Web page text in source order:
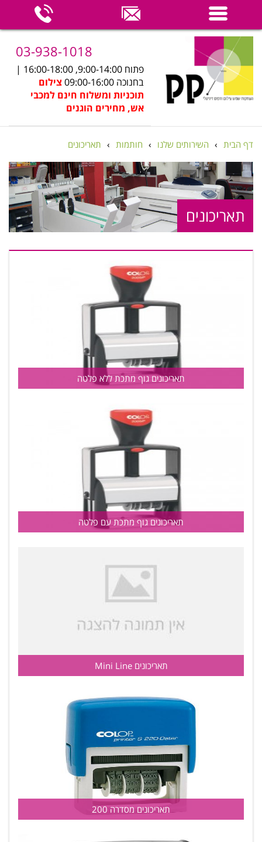
03-938-1018
פתוח 9:00-14:00, 16:00-18:00 |
בחנוכה 09:00-16:00
צילום
תוכניות ומשלוח חינם למכבי
אש, מחירים הוגנים
דף הבית › השירותים שלנו › חותמות › תאריכונים
תאריכונים
תאריכונים גוף מתכת ללא פלטה
תאריכונים גוף מתכת עם פלטה
תאריכונים Mini Line
תאריכונים מסדרה 200